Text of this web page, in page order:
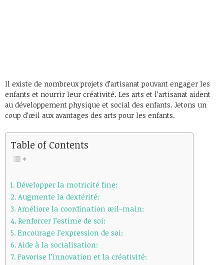
Il existe de nombreux projets d’artisanat pouvant engager les
enfants et nourrir leur créativité. Les arts et l’artisanat aident
au développement physique et social des enfants. Jetons un
coup d’œil aux avantages des arts pour les enfants.
Table of Contents
Développer la motricité fine:
Augmente la dextérité:
Améliore la coordination œil-main:
Renforcer l’estime de soi:
Encourage l’expression de soi:
Aide à la socialisation:
Favorise l’innovation et la créativité: